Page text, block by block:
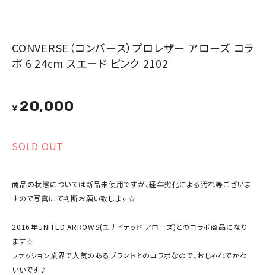
CONVERSE（コンバース）プロレザー アローズ コラ
ボ 6 24cm スエード ピンク 2102
¥ 20,000
SOLD OUT
商品の状態については新品未使用ですが、経年劣化による汚れ等ございま
すので写真にて判断お願い致します☆
2016年UNITED ARROWS(ユナイテッド アローズ)とのコラボ商品になり
ます☆
ファッション業界で人気のあるブランドとのコラボなので、おしゃれでかわ
いいです♪